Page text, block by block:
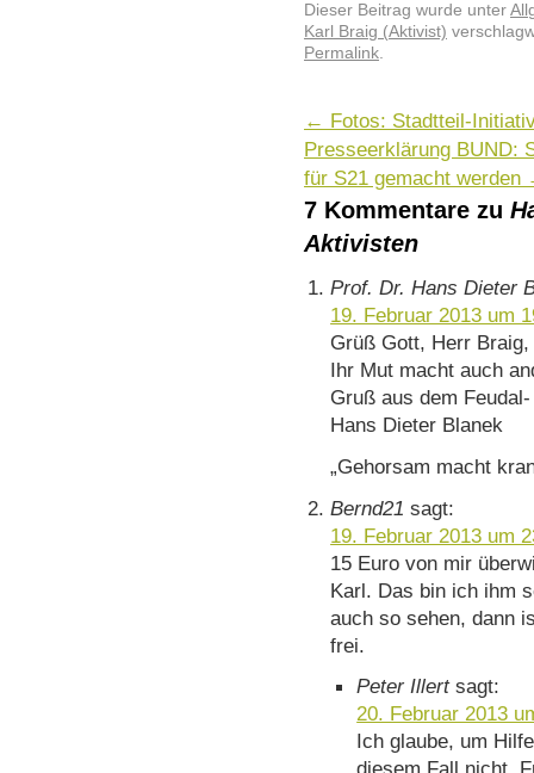
Dieser Beitrag wurde unter
Karl Braig (Aktivist)
Permalink.
← Fotos: Stadtteil-
Presseerklärung BUND:
für S21 gemacht werden
7 Kommentare zu
Aktivisten
Prof. Dr. Hans Dieter
19. Februar 2013 um
Grüß Gott, Herr Braig,
Ihr Mut macht auch
Gruß aus dem
Hans Dieter Blanek
„Gehorsam macht
Bernd21 sagt:
19. Februar 2013 um
15 Euro von mir
Karl. Das bin ich ihm
auch so sehen, dann
frei.
Peter Illert sagt:
20. Februar 2013
Ich glaube, um